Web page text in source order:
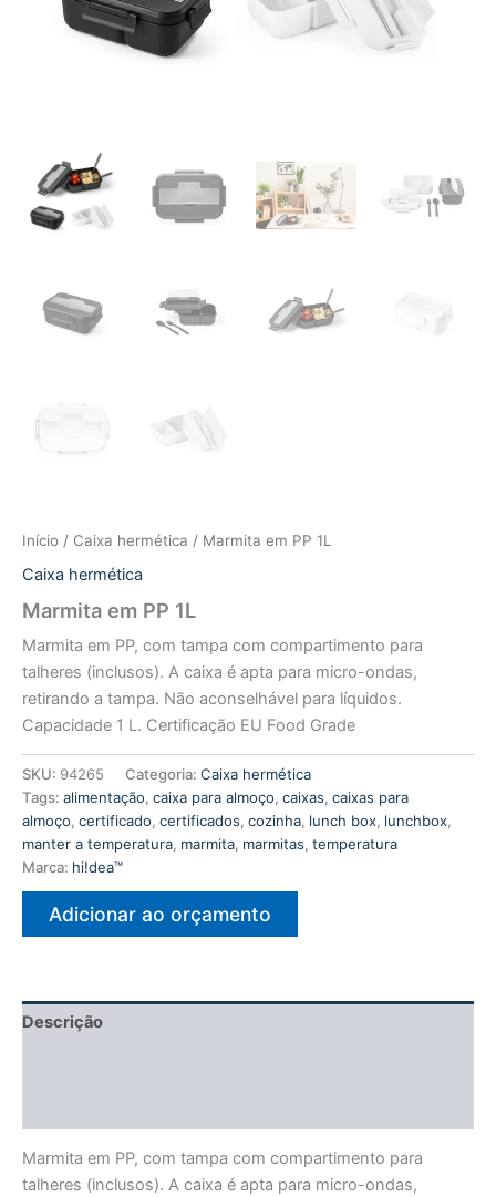
Início / Caixa hermética / Marmita em PP 1L
Caixa hermética
Marmita em PP 1L
Marmita em PP, com tampa com compartimento para
talheres (inclusos). A caixa é apta para micro-ondas,
retirando a tampa. Não aconselhável para líquidos.
Capacidade 1 L. Certificação EU Food Grade
SKU: 94265 Categoria: Caixa hermética
Tags: alimentação, caixa para almoço, caixas, caixas para
almoço, certificado, certificados, cozinha, lunch box, lunchbox,
manter a temperatura, marmita, marmitas, temperatura
Marca: hi!dea™
Adicionar ao orçamento
Descrição
Marmita em PP, com tampa com compartimento para
talheres (inclusos). A caixa é apta para micro-ondas,